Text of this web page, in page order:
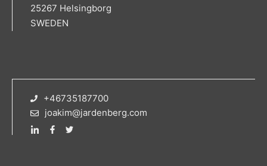
25267 Helsingborg
SWEDEN
+46735187700
joakim@jardenberg.com